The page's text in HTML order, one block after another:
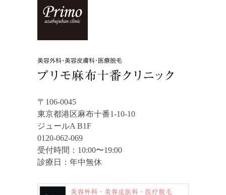
〒106-0045
東京都港区麻布十番1-10-10
ジュールA B1F
0120-062-069
受付時間：10:00〜19:00
診療日：年中無休